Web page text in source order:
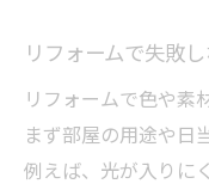
リフォームで失敗
リフォームで色や素
まず部屋の用途や日
例えば、光が入りに